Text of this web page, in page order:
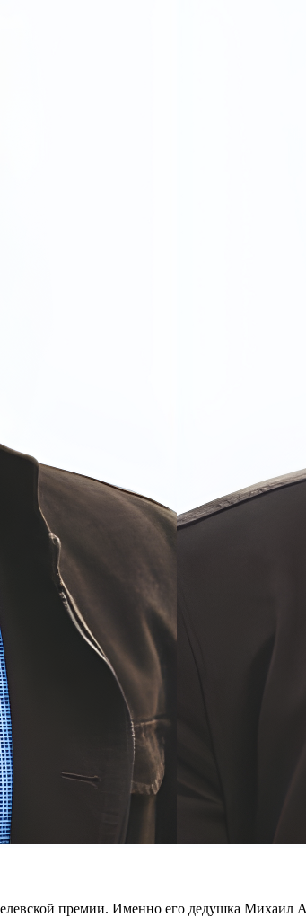
премии. Именно его дедушка Михаил